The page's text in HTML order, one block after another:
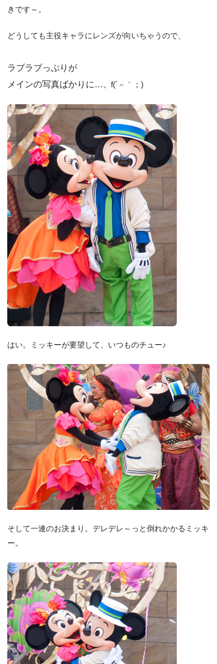
きです～。
どうしても主役キャラにレンズが向いちゃうので、
ラブラブっぷりが
メインの写真ばかりに… 。f(´－｀；)
はい。ミッキーが要望して、いつものチュー♪
そして一連のお決まり。デレデレ～っと倒れかかるミッキ
ー。